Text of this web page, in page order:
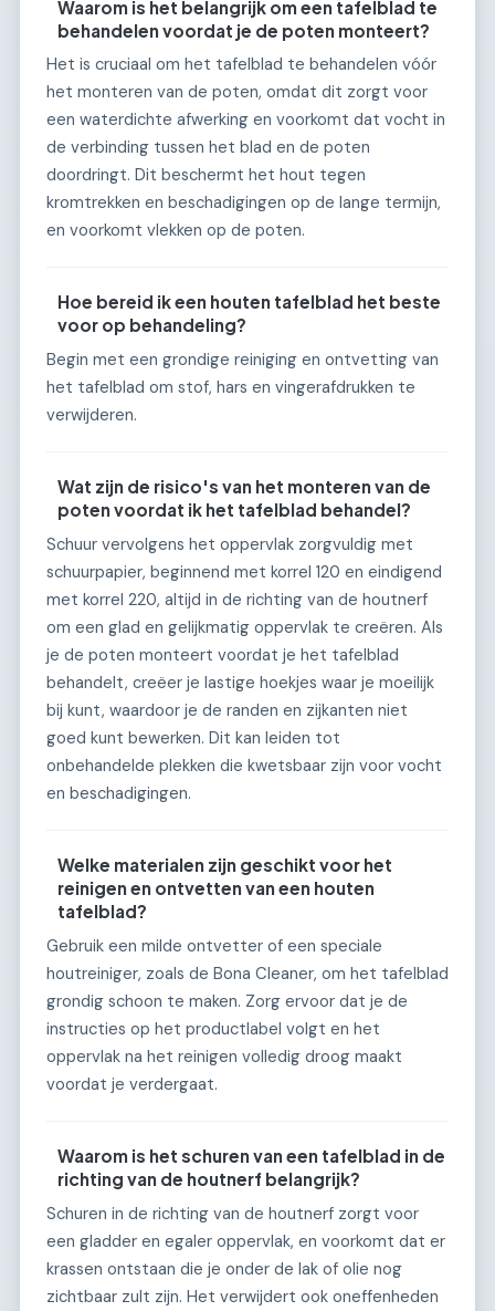
Waarom is het belangrijk om een tafelblad te
behandelen voordat je de poten monteert?
Het is cruciaal om het tafelblad te behandelen vóór
het monteren van de poten, omdat dit zorgt voor
een waterdichte afwerking en voorkomt dat vocht in
de verbinding tussen het blad en de poten
doordringt. Dit beschermt het hout tegen
kromtrekken en beschadigingen op de lange termijn,
en voorkomt vlekken op de poten.
Hoe bereid ik een houten tafelblad het beste
voor op behandeling?
Begin met een grondige reiniging en ontvetting van
het tafelblad om stof, hars en vingerafdrukken te
verwijderen.
Wat zijn de risico's van het monteren van de
poten voordat ik het tafelblad behandel?
Schuur vervolgens het oppervlak zorgvuldig met
schuurpapier, beginnend met korrel 120 en eindigend
met korrel 220, altijd in de richting van de houtnerf
om een glad en gelijkmatig oppervlak te creëren. Als
je de poten monteert voordat je het tafelblad
behandelt, creëer je lastige hoekjes waar je moeilijk
bij kunt, waardoor je de randen en zijkanten niet
goed kunt bewerken. Dit kan leiden tot
onbehandelde plekken die kwetsbaar zijn voor vocht
en beschadigingen.
Welke materialen zijn geschikt voor het
reinigen en ontvetten van een houten
tafelblad?
Gebruik een milde ontvetter of een speciale
houtreiniger, zoals de Bona Cleaner, om het tafelblad
grondig schoon te maken. Zorg ervoor dat je de
instructies op het productlabel volgt en het
oppervlak na het reinigen volledig droog maakt
voordat je verdergaat.
Waarom is het schuren van een tafelblad in de
richting van de houtnerf belangrijk?
Schuren in de richting van de houtnerf zorgt voor
een gladder en egaler oppervlak, en voorkomt dat er
krassen ontstaan die je onder de lak of olie nog
zichtbaar zult zijn. Het verwijdert ook oneffenheden